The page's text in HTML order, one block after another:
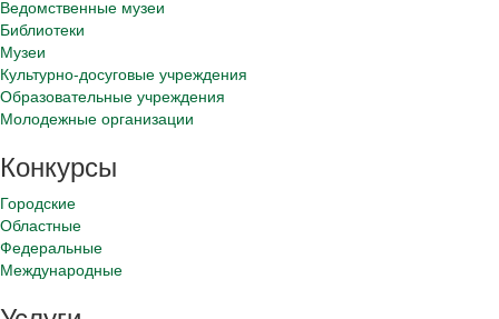
Ведомственные музеи
Библиотеки
Музеи
Культурно-досуговые учреждения
Образовательные учреждения
Молодежные организации
Конкурсы
Городские
Областные
Федеральные
Международные